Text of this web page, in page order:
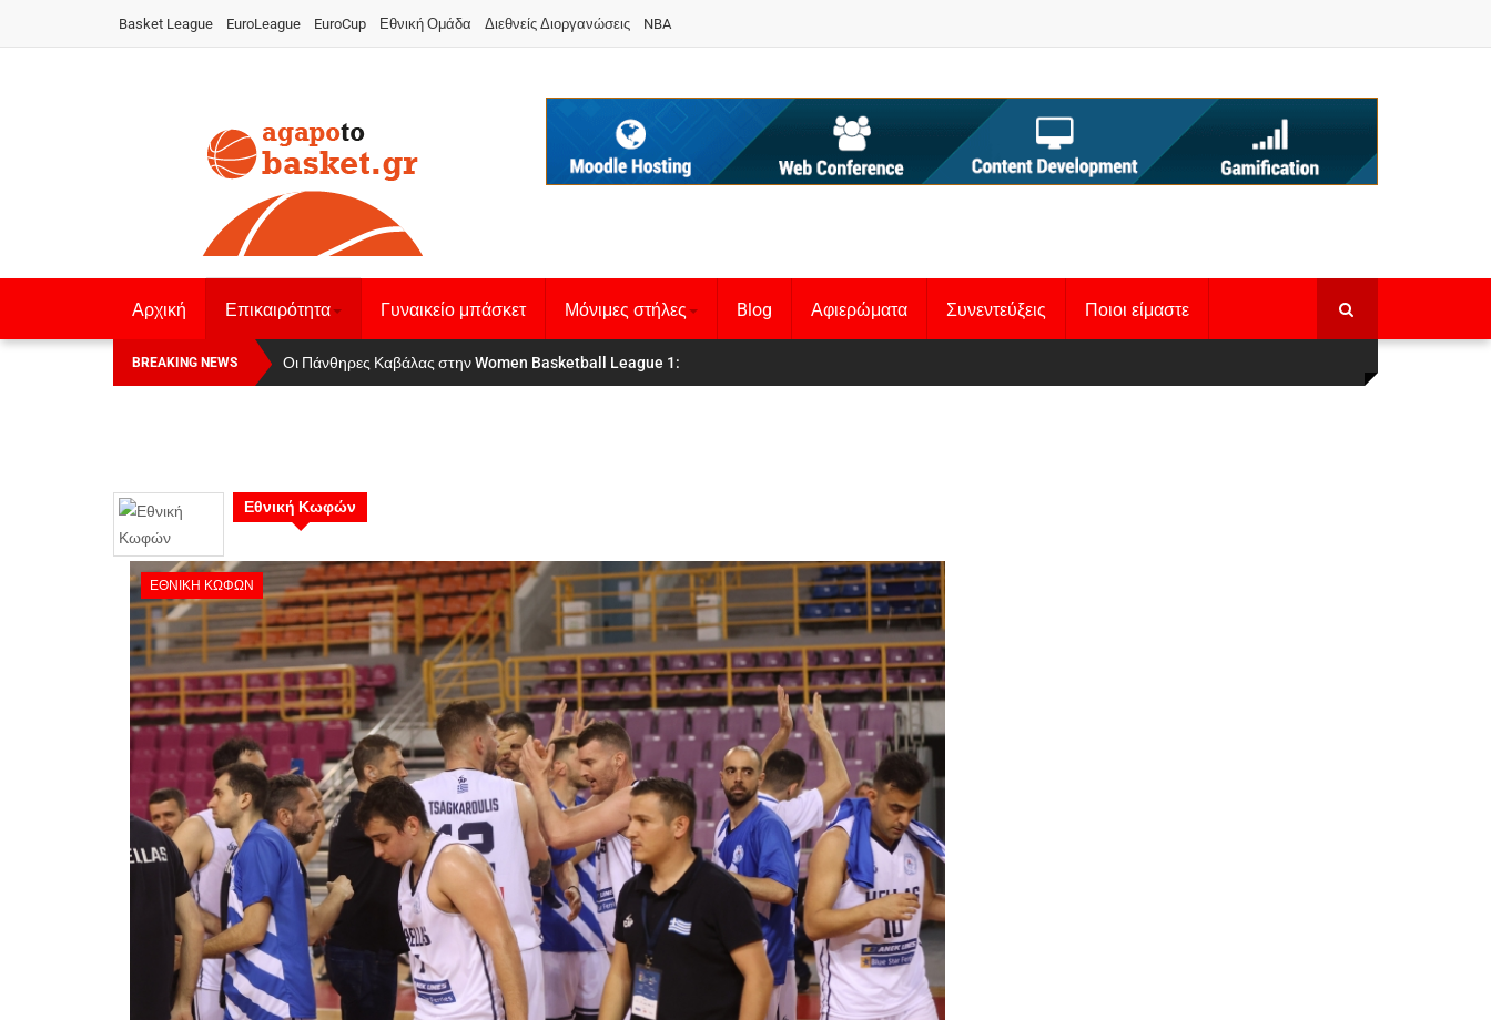
Basket League EuroLeague EuroCup Εθνική Ομάδα Διεθνείς Διοργανώσεις NBA
Αρχική Επικαιρότητα Γυναικείο μπάσκετ Μόνιμες στήλες Blog Αφιερώματα Συνεντεύξεις Ποιοι είμαστε
BREAKING NEWS Οι Πάνθηρες Καβάλας στην Women Basketball League 1
Αναχώρησε για τα Γιάννενα η Εθνική Γυναικών
Εθνική Κωφών
ΕΘΝΙΚΉ ΚΩΦΏΝ